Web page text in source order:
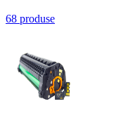
68 produse